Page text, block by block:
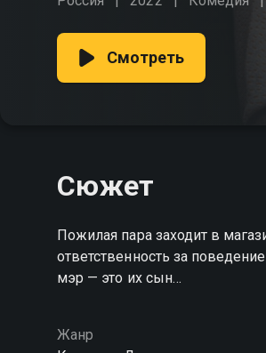
Смотреть
Сюжет
Пожилая пара заходит в
ответственность за
мэр — это их сын…
Жанр